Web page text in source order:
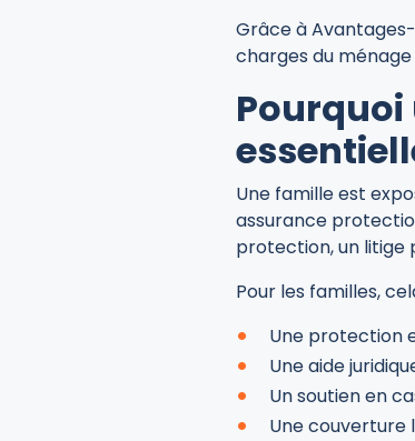
Grâce à
charges du
Une famille est
assurance
protection, un litige
Pour les familles,
Une protection
Une aide
Un soutien en
Une couverture